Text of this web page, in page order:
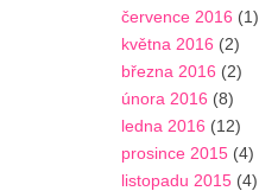
července 2016 (1)
května 2016 (2)
března 2016 (2)
února 2016 (8)
ledna 2016 (12)
prosince 2015 (4)
listopadu 2015 (4)